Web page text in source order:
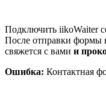
Подключить iikoWaiter
После отправки формы
свяжется с вами и
Ошибка: Контактная